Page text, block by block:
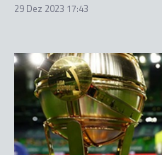
29 Dez 2023 17:43